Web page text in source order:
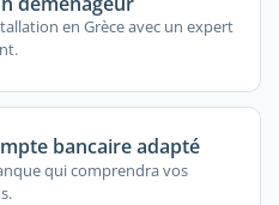
en Grèce avec un expert
bancaire adapté
qui comprendra vos